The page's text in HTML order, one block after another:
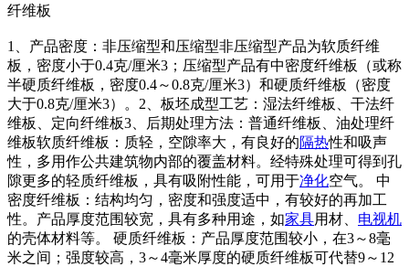
纤维板
1、产品密度：非压缩型和压缩型非压缩型产品为软质纤维
板，密度小于0.4克/厘米3；压缩型产品有中密度纤维板（或称
半硬质纤维板，密度0.4～0.8克/厘米3）和硬质纤维板（密度
大于0.8克/厘米3）。2、板坯成型工艺：湿法纤维板、干法纤
维板、定向纤维板3、后期处理方法：普通纤维板、油处理纤
维板软质纤维板：质轻，空隙率大，有良好的隔热性和吸声
性，多用作公共建筑物内部的覆盖材料。经特殊处理可得到孔
隙更多的轻质纤维板，具有吸附性能，可用于净化空气。 中
密度纤维板：结构均匀，密度和强度适中，有较好的再加工
性。产品厚度范围较宽，具有多种用途，如家具用材、 电视机
的壳体材料等。 硬质纤维板：产品厚度范围较小，在3～8毫
米之间；强度较高，3～4毫米厚度的硬质纤维板可代替9～12